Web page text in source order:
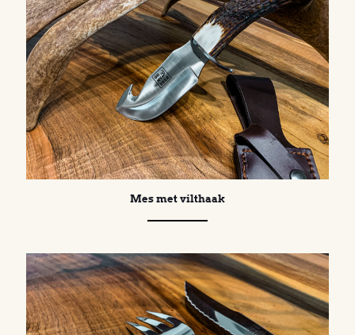
Mes met vilthaak